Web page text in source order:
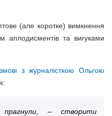
(але коротке) вимкнення
аплодисментів та вигуками
з журналісткою Ольгою
прагнули, – створити